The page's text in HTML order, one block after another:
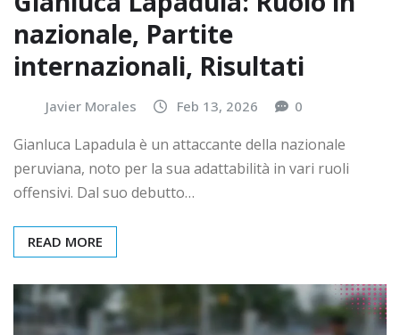
nazionale, Partite
internazionali, Risultati
Javier Morales Feb 13, 2026 0
Gianluca Lapadula è un attaccante della nazionale
peruviana, noto per la sua adattabilità in vari ruoli
offensivi. Dal suo debutto…
READ MORE